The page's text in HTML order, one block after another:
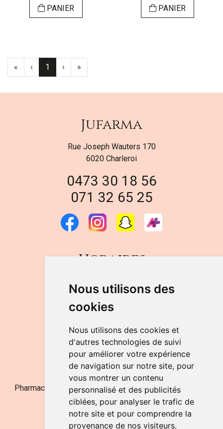
Nous utilisons des
cookies
Nous utilisons des cookies et
d'autres technologies de suivi
pour améliorer votre expérience
de navigation sur notre site, pour
vous montrer un contenu
personnalisé et des publicités
ciblées, pour analyser le trafic de
notre site et pour comprendre la
provenance de nos visiteurs.
PANIER PANIER
« ‹ 1 › »
Jufarma
Rue Joseph Wauters 170
6020 Charleroi
0473 30 18 56
071 32 65 25
Horaires
DU LUNDI AU VENDREDI
de 9h à 12h30 et de 14h à 18h
LE SAMEDI
de 9h à 12h30
NOUS CONTACTER
Pharmacie Jufarma - Fatima Abachra - APB 521704 - N°
Entreprise BE0882-700-592